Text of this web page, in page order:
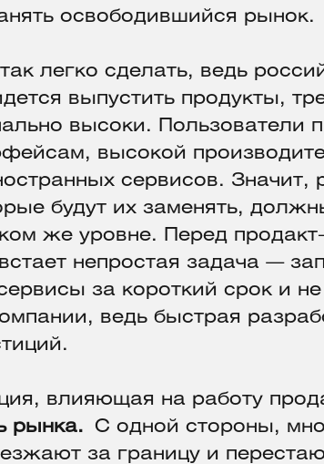
освободившийся рынок.
легко сделать, ведь
выпустить продукты,
высоки. Пользователи
высокой
сервисов. Значит,
будут их заменять,
же уровне. Перед продакт-
непростая задача —
за короткий срок и не
ведь быстрая
влияющая на работу
рынка.
С одной стороны,
за границу и